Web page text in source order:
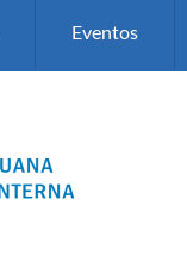
Eventos